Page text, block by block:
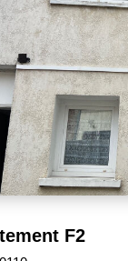
CENTRE.